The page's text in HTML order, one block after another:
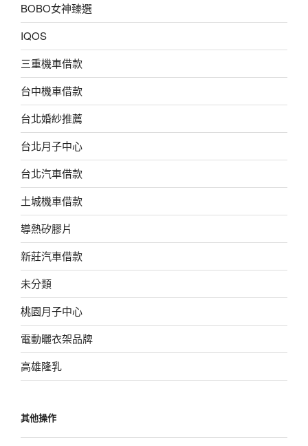
BOBO女神臻選
IQOS
三重機車借款
台中機車借款
台北婚紗推薦
台北月子中心
台北汽車借款
土城機車借款
導熱矽膠片
新莊汽車借款
未分類
桃園月子中心
電動曬衣架品牌
高雄隆乳
其他操作